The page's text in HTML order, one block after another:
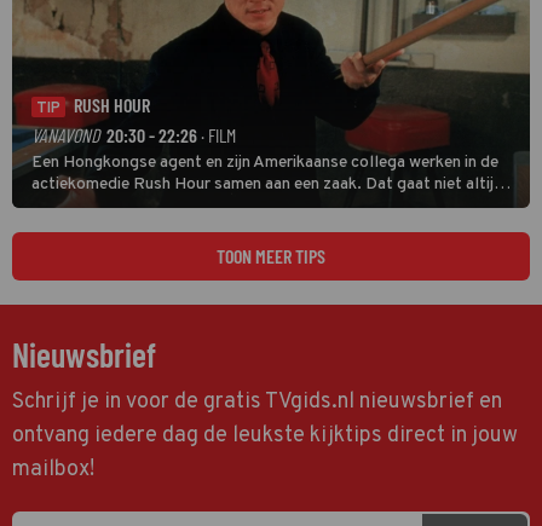
TIP
RUSH HOUR
VANAVOND 20:30 - 22:26 · FILM
Een Hongkongse agent en zijn Amerikaanse collega werken in de
actiekomedie Rush Hour samen aan een zaak. Dat gaat niet altijd
van een leien dakje.
TOON MEER TIPS
Nieuwsbrief
Schrijf je in voor de gratis TVgids.nl nieuwsbrief en
ontvang iedere dag de leukste kijktips direct in jouw
mailbox!